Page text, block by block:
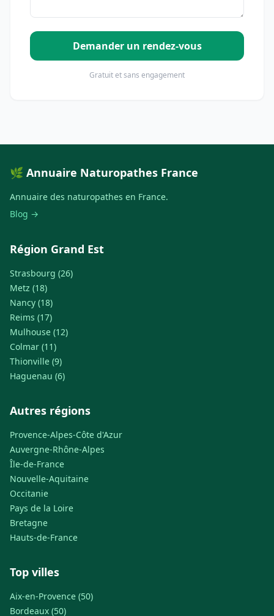
Demander un rendez-vous
Gratuit et sans engagement
🌿 Annuaire Naturopathes France
Annuaire des naturopathes en France.
Blog →
Région Grand Est
Strasbourg (26)
Metz (18)
Nancy (18)
Reims (17)
Mulhouse (12)
Colmar (11)
Thionville (9)
Haguenau (6)
Autres régions
Provence-Alpes-Côte d'Azur
Auvergne-Rhône-Alpes
Île-de-France
Nouvelle-Aquitaine
Occitanie
Pays de la Loire
Bretagne
Hauts-de-France
Top villes
Aix-en-Provence (50)
Bordeaux (50)